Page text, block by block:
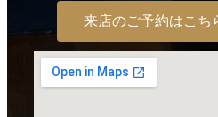
来店のご予約はこち